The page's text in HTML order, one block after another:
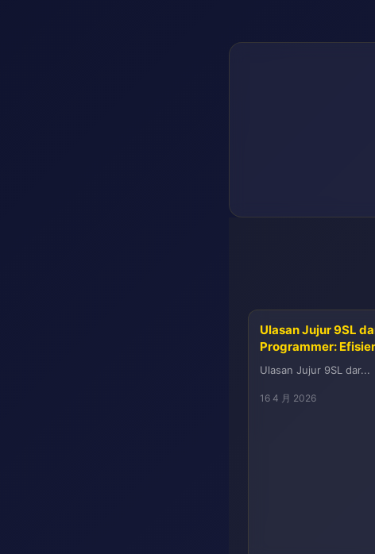
Ulasan Jujur 9SL
Programmer:
Ulasan Jujur 9SL dar...
16 4 月 2026